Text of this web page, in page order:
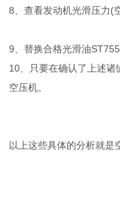
8、查看发动机光滑压力(
9、替换合格光滑油
10、只要在确认了上述
空压机。
以上这些具体的分析就是